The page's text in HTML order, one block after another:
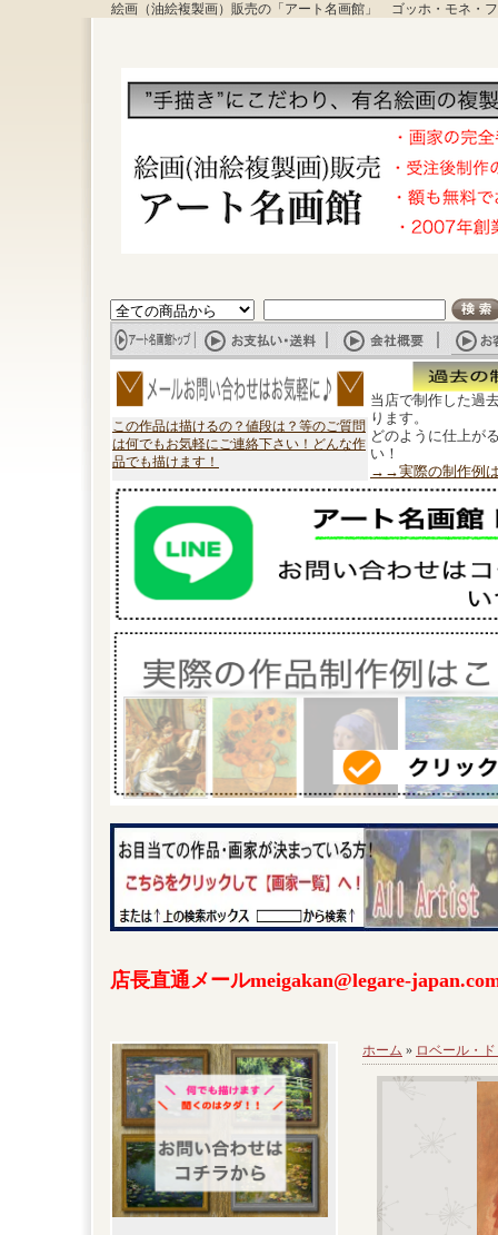
絵画（油絵複製画）販売の「アート名画館」 ゴッホ・モネ・
この作品は描けるの？値段は？等のご質問
は何でもお気軽にご連絡下さい！どんな作
品でも描けます！
当店で制作した過
ります。
どのように仕上が
い！
→→実際の制作例
店長直通メールmeigakan@legare-
ホーム » ロベール・